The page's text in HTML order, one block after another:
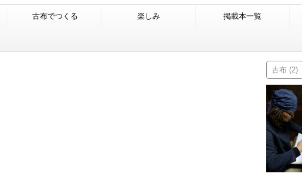
古布でつくる 楽しみ 掲載本一覧
古布 (2)